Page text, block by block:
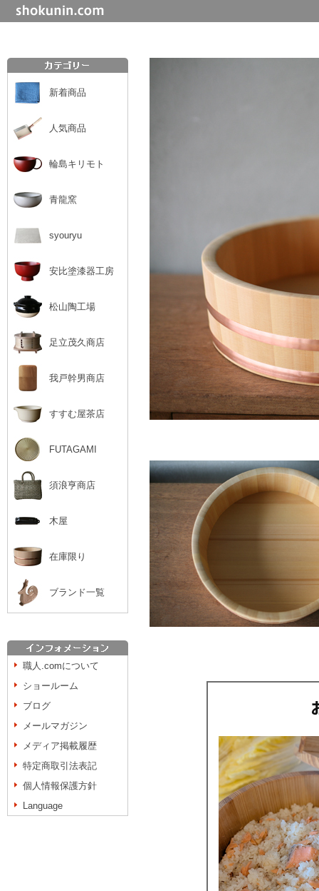
新着商品
人気商品
輪島キリモト
青龍窯
syouryu
安比塗漆器工房
松山陶工場
足立茂久商店
我戸幹男商店
すすむ屋茶店
FUTAGAMI
須浪亨商店
木屋
在庫限り
ブランド一覧
職人.comについて
ショールーム
ブログ
メールマガジン
メディア掲載履歴
特定商取引法表記
個人情報保護方針
Language